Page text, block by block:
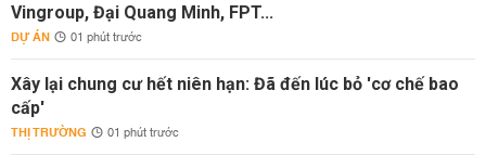
Vingroup, Đại Quang Minh, FPT...
DỰ ÁN 01 phút trước
Xây lại chung cư hết niên hạn: Đã đến lúc bỏ 'cơ chế bao
cấp'
THỊ TRƯỜNG 01 phút trước